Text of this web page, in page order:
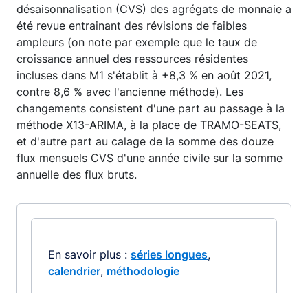
désaisonnalisation (CVS) des agrégats de monnaie a
été revue entrainant des révisions de faibles
ampleurs (on note par exemple que le taux de
croissance annuel des ressources résidentes
incluses dans M1 s'établit à +8,3 % en août 2021,
contre 8,6 % avec l'ancienne méthode). Les
changements consistent d'une part au passage à la
méthode X13-ARIMA, à la place de TRAMO-SEATS,
et d'autre part au calage de la somme des douze
flux mensuels CVS d'une année civile sur la somme
annuelle des flux bruts.
En savoir plus : séries longues,
calendrier, méthodologie